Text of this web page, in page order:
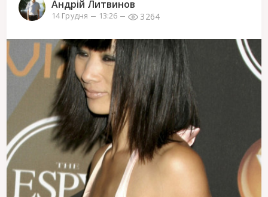
Андрій Литвинов
14 Грудня 13:26 3264